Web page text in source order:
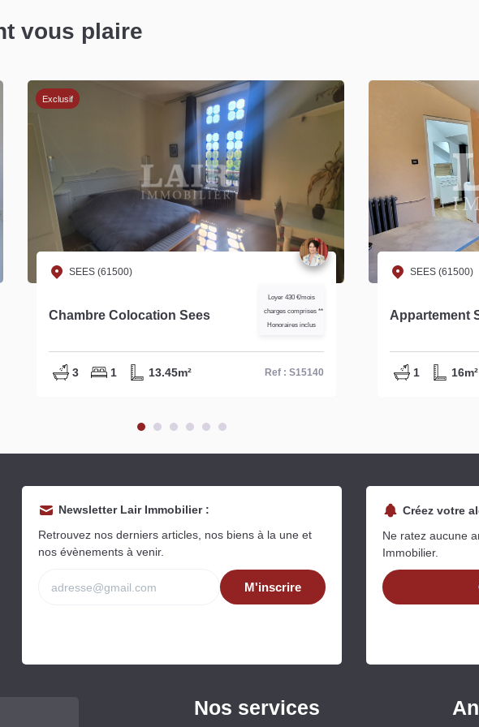
vous plaire
SEES (61500)
Appartement Sees ref S15387
Loyer 405 €/mois
charges comprises **
Honoraires inclus
1 16m² Ref : S15387
SEES (61500)
Studio
1 30m²
Newsletter Lair Immobilier :
Retrouvez nos derniers articles, nos biens à la une et
nos évènements à venir.
M'inscrire
Créez votre
Ne ratez aucune
Immobilier.
Nos services